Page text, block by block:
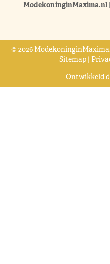
ModekoninginMaxima.nl|
© 2026
Sitemap |
Ontwikkeld